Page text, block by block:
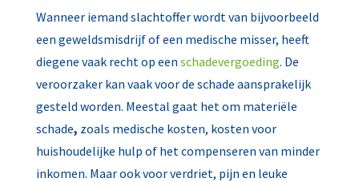
Wanneer iemand slachtoffer wordt van bijvoorbeeld
een geweldsmisdrijf of een medische misser, heeft
diegene vaak recht op een schadevergoeding. De
veroorzaker kan vaak voor de schade aansprakelijk
gesteld worden. Meestal gaat het om materiële
schade, zoals medische kosten, kosten voor
huishoudelijke hulp of het compenseren van minder
inkomen. Maar ook voor verdriet, pijn en leuke